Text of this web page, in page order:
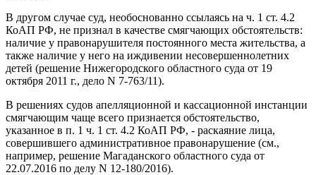
В другом случае суд, необоснованно ссылаясь на ч. 1 ст. 4.2
КоАП РФ, не признал в качестве смягчающих обстоятельств:
наличие у правонарушителя постоянного места жительства, а
также наличие у него на иждивении несовершеннолетних
детей (решение Нижегородского областного суда от 19
октября 2011 г., дело N 7-763/11).
В решениях судов апелляционной и кассационной инстанции
смягчающим чаще всего признается обстоятельство,
указанное в п. 1 ч. 1 ст. 4.2 КоАП РФ, - раскаяние лица,
совершившего административное правонарушение (см.,
например, решение Магаданского областного суда от
22.07.2016 по делу N 12-180/2016).